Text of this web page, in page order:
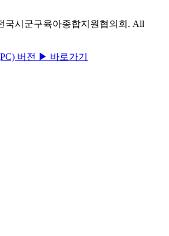
국시군구육아종합지원협의회. All
버전 ▶ 바로가기